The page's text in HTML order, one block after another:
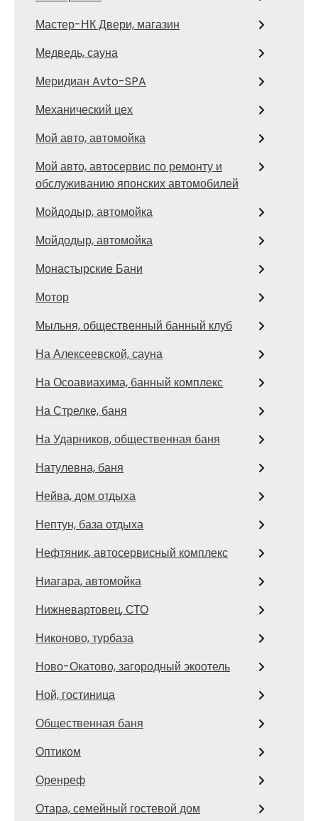
Мастер-НК Двери, магазин
Медведь, сауна
Меридиан Avto-SPA
Механический цех
Мой авто, автомойка
Мой авто, автосервис по ремонту и
обслуживанию японских автомобилей
Мойдодыр, автомойка
Мойдодыр, автомойка
Монастырские Бани
Мотор
Мыльня, общественный банный клуб
На Алексеевской, сауна
На Осоавиахима, банный комплекс
На Стрелке, баня
На Ударников, общественная баня
Натулевна, баня
Нейва, дом отдыха
Нептун, база отдыха
Нефтяник, автосервисный комплекс
Ниагара, автомойка
Нижневартовец, СТО
Никоново, турбаза
Ново-Окатово, загородный экоотель
Ной, гостиница
Общественная баня
Оптиком
Оренреф
Отара, семейный гостевой дом